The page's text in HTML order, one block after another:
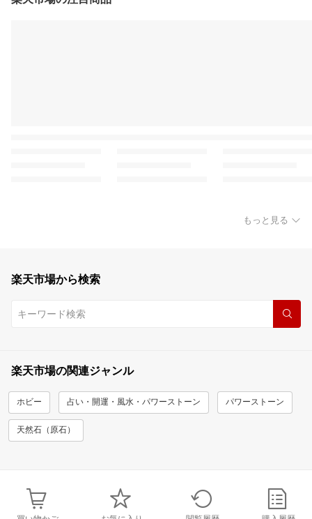
もっと見る
楽天市場から検索
楽天市場の関連ジャンル
ホビー 占い・開運・風水・パワーストーン パワーストーン
天然石（原石）